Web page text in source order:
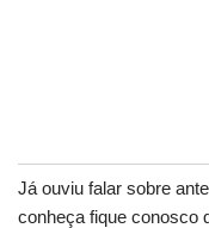
Já ouviu falar sobre
conheça fique conosco